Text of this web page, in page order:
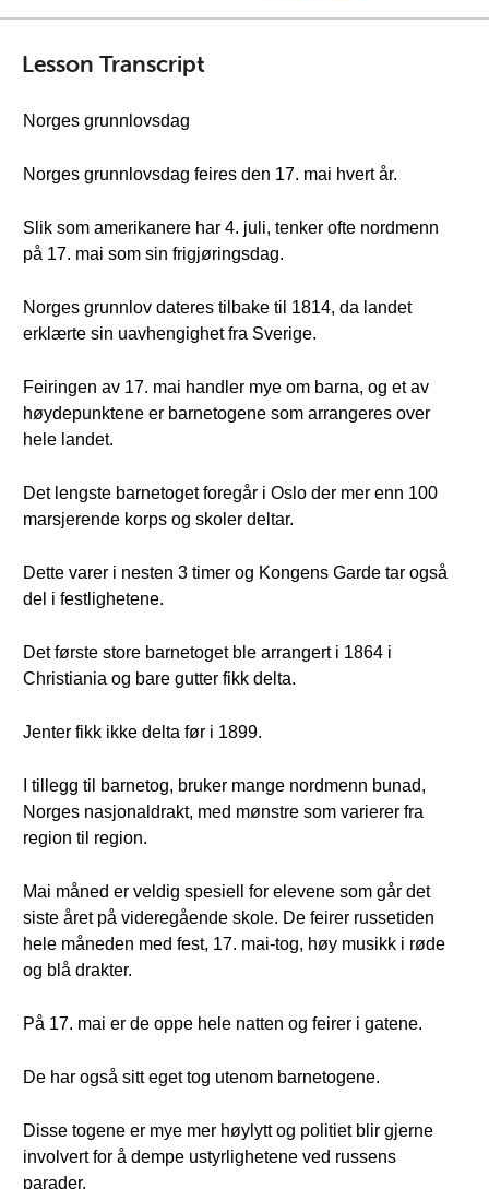
Lesson Transcript
Norges grunnlovsdag
Norges grunnlovsdag feires den 17. mai hvert år.
Slik som amerikanere har 4. juli, tenker ofte nordmenn
på 17. mai som sin frigjøringsdag.
Norges grunnlov dateres tilbake til 1814, da landet
erklærte sin uavhengighet fra Sverige.
Feiringen av 17. mai handler mye om barna, og et av
høydepunktene er barnetogene som arrangeres over
hele landet.
Det lengste barnetoget foregår i Oslo der mer enn 100
marsjerende korps og skoler deltar.
Dette varer i nesten 3 timer og Kongens Garde tar også
del i festlighetene.
Det første store barnetoget ble arrangert i 1864 i
Christiania og bare gutter fikk delta.
Jenter fikk ikke delta før i 1899.
I tillegg til barnetog, bruker mange nordmenn bunad,
Norges nasjonaldrakt, med mønstre som varierer fra
region til region.
Mai måned er veldig spesiell for elevene som går det
siste året på videregående skole. De feirer russetiden
hele måneden med fest, 17. mai-tog, høy musikk i røde
og blå drakter.
På 17. mai er de oppe hele natten og feirer i gatene.
De har også sitt eget tog utenom barnetogene.
Disse togene er mye mer høylytt og politiet blir gjerne
involvert for å dempe ustyrlighetene ved russens
parader.